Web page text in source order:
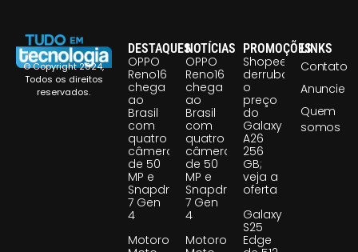
© Copyright 2024,
Todos os direitos
reservados.
DESTAQUES
OPPO
Reno16
chega
ao
Brasil
com
quatro
câmeras
de 50
MP e
Snapdragon
7 Gen
4
Motorola
NOTÍCIAS
OPPO
Reno16
chega
ao
Brasil
com
quatro
câmeras
de 50
MP e
Snapdragon
7 Gen
4
Motorola
PROMOÇÕES
Shopee
derruba
o
preço
do
Galaxy
A26
256
GB;
veja a
oferta
Galaxy
S25
Edge
LINKS
Contato
Anuncie
Quem
somos